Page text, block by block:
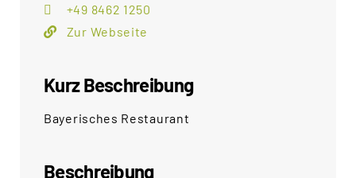
+49 8462 1250
Zur Webseite
Kurz Beschreibung
Bayerisches Restaurant
Beschreibung